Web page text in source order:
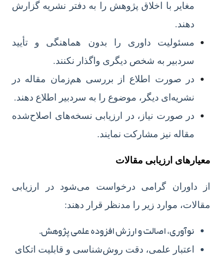
مغایر با اخلاق پژوهش را به دفتر نشریه گزارش
دهند.
مسئولیت داوری را بدون هماهنگی و تأیید
سردبیر به شخص دیگری واگذار نکنند.
در صورت اطلاع از بررسی هم‌زمان مقاله در
نشریه‌ای دیگر، موضوع را به سردبیر اطلاع دهند.
در صورت نیاز، در ارزیابی نسخه‌های اصلاح‌شده
مقاله نیز مشارکت نمایند.
معیارهای ارزیابی مقالات
از داوران گرامی درخواست می‌شود در ارزیابی
مقالات، موارد زیر را مدنظر قرار دهند:
نوآوری، اصالت و ارزش افزوده علمی پژوهش.
اعتبار علمی، دقت روش‌شناسی و قابلیت اتکای